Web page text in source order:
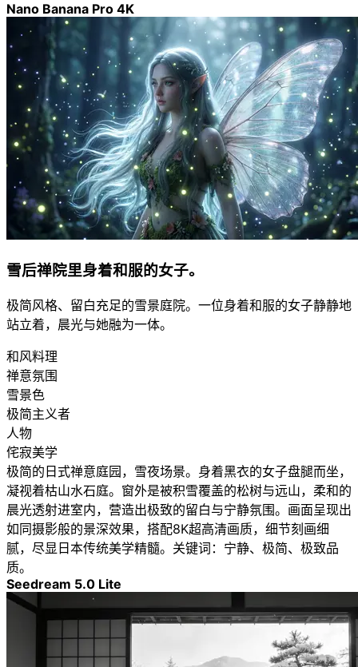
Nano Banana Pro 4K
雪后禅院里身着和服的女子。
极简风格、留白充足的雪景庭院。一位身着和服的女子静静地
站立着，晨光与她融为一体。
和风料理
禅意氛围
雪景色
极简主义者
人物
侘寂美学
极简的日式禅意庭园，雪夜场景。身着黑衣的女子盘腿而坐，
凝视着枯山水石庭。窗外是被积雪覆盖的松树与远山，柔和的
晨光透射进室内，营造出极致的留白与宁静氛围。画面呈现出
如同摄影般的景深效果，搭配8K超高清画质，细节刻画细
腻，尽显日本传统美学精髓。关键词：宁静、极简、极致品
质。
Seedream 5.0 Lite